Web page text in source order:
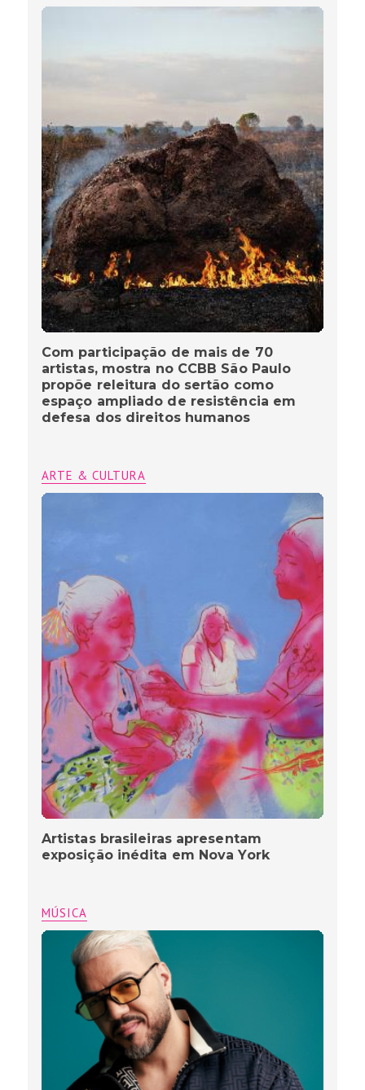
Com participação de mais de 70
artistas, mostra no CCBB São Paulo
propõe releitura do sertão como
espaço ampliado de resistência em
defesa dos direitos humanos
ARTE & CULTURA
Artistas brasileiras apresentam
exposição inédita em Nova York
MÚSICA